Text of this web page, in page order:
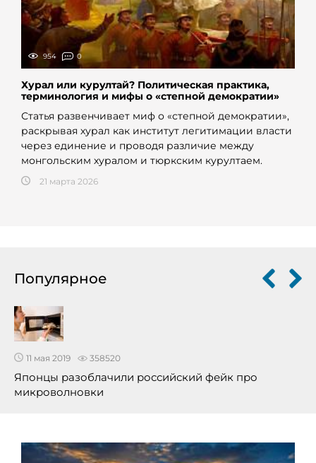
954 0
Хурал или курултай? Политическая практика,
терминология и мифы о «степной демократии»
Статья развенчивает миф о «степной демократии»,
раскрывая хурал как институт легитимации власти
через единение и проводя различие между
монгольским хуралом и тюркским курултаем.
21 марта 2026
Популярное
11 мая 2019 358520
Японцы разоблачили российский фейк про
микроволновки